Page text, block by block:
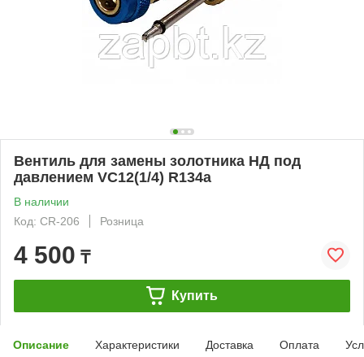
Вентиль для замены золотника НД под
давлением VC12(1/4) R134a
В наличии
Код: CR-206
Розница
4 500 ₸
Купить
Описание Характеристики Доставка Оплата